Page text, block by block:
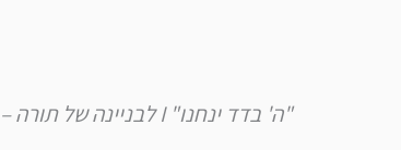
"ה' בדד ינחנו" I לבניינה של תורה – פרשת חוקת